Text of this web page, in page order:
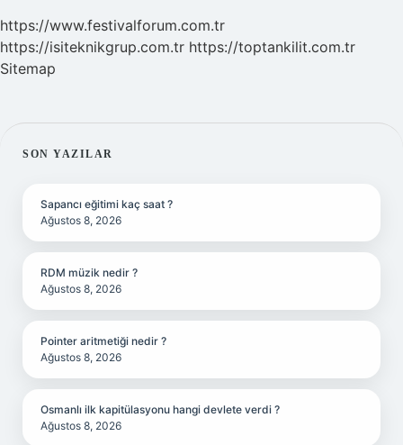
https://www.festivalforum.com.tr
https://isiteknikgrup.com.tr https://toptankilit.com.tr
Sitemap
SIDEBAR
SON YAZILAR
Sapancı eğitimi kaç saat ?
Ağustos 8, 2026
RDM müzik nedir ?
Ağustos 8, 2026
Pointer aritmetiği nedir ?
Ağustos 8, 2026
Osmanlı ilk kapitülasyonu hangi devlete verdi ?
Ağustos 8, 2026